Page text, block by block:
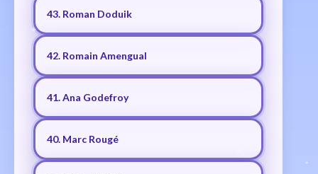
43. Roman Doduik
42. Romain Amengual
41. Ana Godefroy
40. Marc Rougé